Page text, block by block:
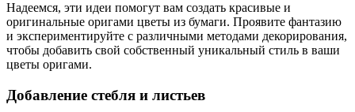
Надеемся, эти идеи помогут вам создать красивые и
оригинальные оригами цветы из бумаги. Проявите фантазию
и экспериментируйте с различными методами декорирования,
чтобы добавить свой собственный уникальный стиль в ваши
цветы оригами.
Добавление стебля и листьев